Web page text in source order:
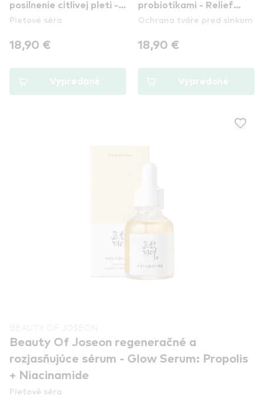
posilnenie citlivej pleti -
Calming Serum: Green
Pleťové séra
18,90 €
Vypredané
probiotikami - Relief
Sun: Rice + Probiotics
Ochrana tváre pred slnkom
18,90 €
Vypredané
Beauty Of Joseon regeneračné a
rozjasňujúce sérum - Glow Serum: Propolis
+ Niacinamide
Pleťové séra